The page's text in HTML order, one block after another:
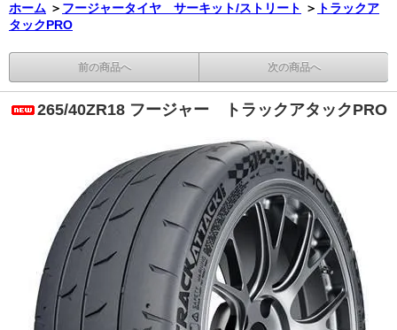
ホーム ＞ フージャータイヤ サーキット/ストリート ＞ トラックア
タックPRO
前の商品へ 次の商品へ
265/40ZR18 フージャー トラックアタックPRO